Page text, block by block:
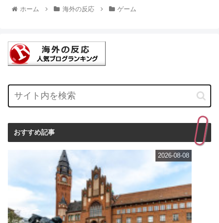
ホーム 海外の反応 ゲーム
おすすめ記事
2026-08-08